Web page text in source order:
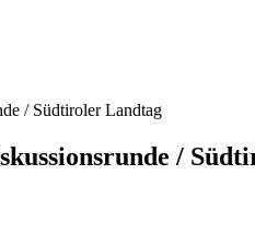
/ Südtiroler Landtag
/